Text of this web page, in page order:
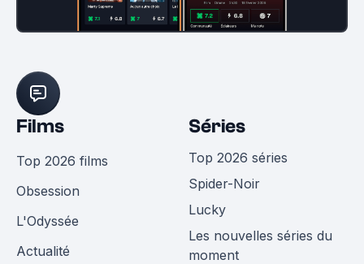
Films
Top 2026 films
Obsession
L'Odyssée
Actualité
Séries
Top 2026 séries
Spider-Noir
Lucky
Les nouvelles séries du
moment